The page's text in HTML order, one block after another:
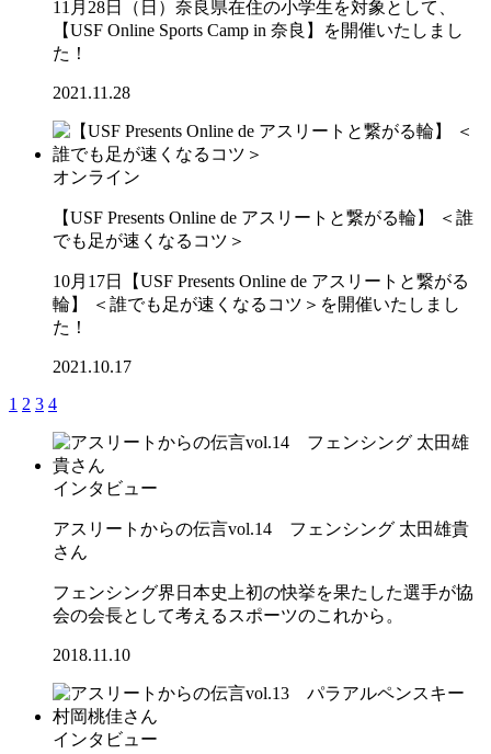
11月28日（日）奈良県在住の小学生を対象として、
【USF Online Sports Camp in 奈良】を開催いたしまし
た！
2021.11.28
オンライン
【USF Presents Online de アスリートと繋がる輪】 ＜誰
でも足が速くなるコツ＞
10月17日【USF Presents Online de アスリートと繋がる
輪】 ＜誰でも足が速くなるコツ＞を開催いたしまし
た！
2021.10.17
1 2 3 4
インタビュー
アスリートからの伝言vol.14 フェンシング 太田雄貴
さん
フェンシング界日本史上初の快挙を果たした選手が協
会の会長として考えるスポーツのこれから。
2018.11.10
インタビュー